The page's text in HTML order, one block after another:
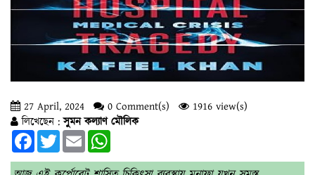
27 April, 2024 0 Comment(s)
1916 view(s)
লিখেছেন :সুমন কল্যাণ মৌলিক
FacebookTwitterEmail